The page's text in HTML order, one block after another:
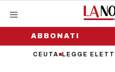
contenutoABBONATI
CEUTA LEGGE